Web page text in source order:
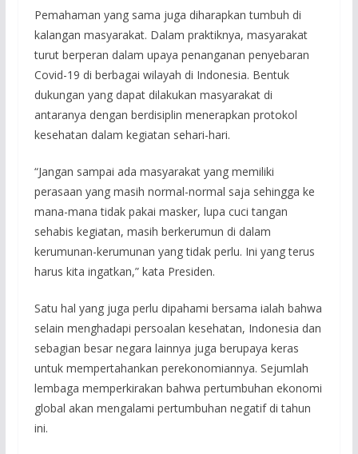
Pemahaman yang sama juga diharapkan tumbuh di
kalangan masyarakat. Dalam praktiknya, masyarakat
turut berperan dalam upaya penanganan penyebaran
Covid-19 di berbagai wilayah di Indonesia. Bentuk
dukungan yang dapat dilakukan masyarakat di
antaranya dengan berdisiplin menerapkan protokol
kesehatan dalam kegiatan sehari-hari.
“Jangan sampai ada masyarakat yang memiliki
perasaan yang masih normal-normal saja sehingga ke
mana-mana tidak pakai masker, lupa cuci tangan
sehabis kegiatan, masih berkerumun di dalam
kerumunan-kerumunan yang tidak perlu. Ini yang terus
harus kita ingatkan,” kata Presiden.
Satu hal yang juga perlu dipahami bersama ialah bahwa
selain menghadapi persoalan kesehatan, Indonesia dan
sebagian besar negara lainnya juga berupaya keras
untuk mempertahankan perekonomiannya. Sejumlah
lembaga memperkirakan bahwa pertumbuhan ekonomi
global akan mengalami pertumbuhan negatif di tahun
ini.